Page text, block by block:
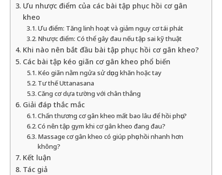
Ưu nhược điểm của các bài tập phục hồi cơ gân
kheo
Ưu điểm: Tăng linh hoạt và giảm nguy cơ tái phát
Nhược điểm: Có thể gây đau nếu tập sai kỹ thuật
Khi nào nên bắt đầu bài tập phục hồi cơ gân kheo?
Các bài tập kéo giãn cơ gân kheo phổ biến
Kéo giãn nằm ngửa sử dụng khăn hoặc tay
Tư thế Uttanasana
Căng cơ dựa tường với chân thẳng
Giải đáp thắc mắc
Chấn thương cơ gân kheo mất bao lâu để hồi phục?
Có nên tập gym khi cơ gân kheo đang đau?
Massage cơ gân kheo có giúp phục hồi nhanh hơn
không?
Kết luận
Tác giả